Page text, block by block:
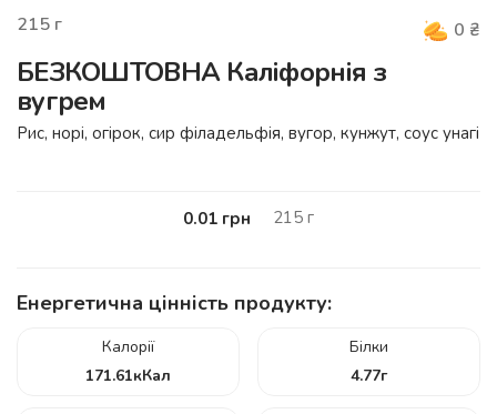
215 г 0 ₴
БЕЗКОШТОВНА Каліфорнія з
вугрем
Рис, норі, огірок, cир філадельфія, вугор, кунжут, соус унагі
0.01 грн 215 г
Енергетична цінність продукту:
Калорії
171.61кКал
Білки
4.77г